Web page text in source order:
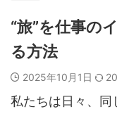
“旅”を仕事の
る方法
2025年10月1日
私たちは日々、同